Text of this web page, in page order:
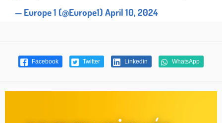
— Europe 1 (@Europe1) April 10, 2024
Facebook Twitter Linkedin WhatsApp